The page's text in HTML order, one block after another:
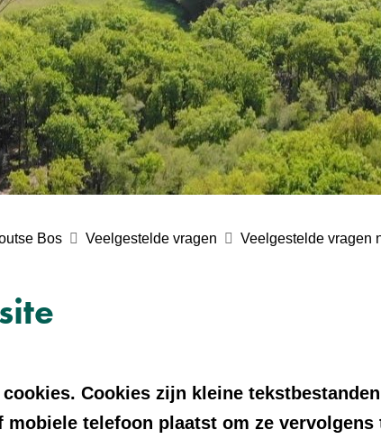
Bos Veelgestelde vragen Veelgestelde vragen
Cookies zijn kleine
telefoon plaatst om ze vervolgens